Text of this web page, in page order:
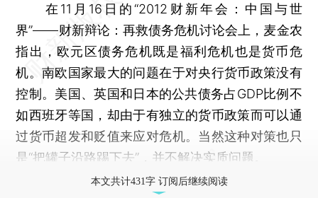
在11月16日的“2012财新年会：中国与世
界”——财新辩论：再救债务危机讨论会上，麦金农
指出，欧元区债务危机既是福利危机也是货币危
机。南欧国家最大的问题在于对央行货币政策没有
控制。美国、英国和日本的公共债务占GDP比例不
如西班牙等国，却由于有独立的货币政策而可以通
过货币超发和贬值来应对危机。当然这种对策也只
是“把罐子沿路踢下去”，并不解决实质问题。
本文共计431字 订阅后继续阅读